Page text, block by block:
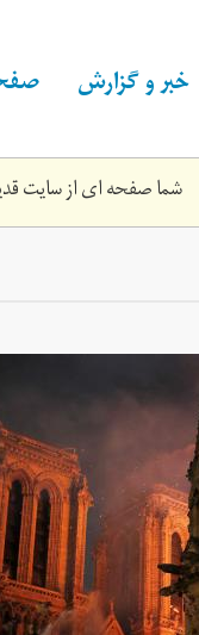
خبر و گزارش
شما صفحه ای از سایت